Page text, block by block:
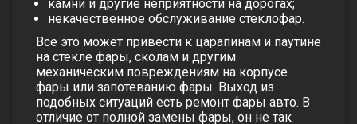
камни и другие неприятности на дорогах;
некачественное обслуживание стеклофар.
Все это может привести к царапинам и паутине
на стекле фары, сколам и другим
механическим повреждениям на корпусе
фары или запотеванию фары. Выход из
подобных ситуаций есть ремонт фары авто. В
отличие от полной замены фары, он не так